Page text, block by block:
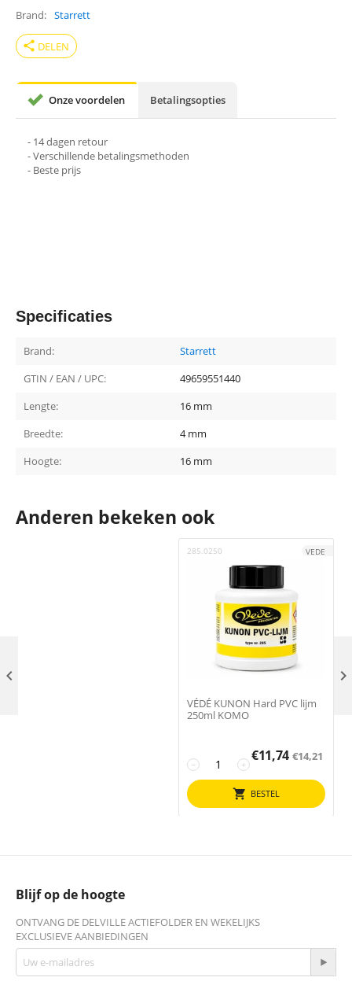
Brand Starrett
share DELEN
Onze voordelen Betalingsopties
- 14 dagen retour
- Verschillende betalingsmethoden
- Beste prijs
Specificaties
Brand:
Starrett
GTIN / EAN / UPC:
49659551440
Lengte:
16 mm
Breedte:
4 mm
Hoogte:
16 mm
Anderen bekeken ook
285.0250 VEDE
VÉDÉ KUNON Hard PVC lijm
250ml KOMO
+
−
€11,74 €14,21
BESTEL
 
Blijf op de hoogte
ONTVANG DE DELVILLE ACTIEFOLDER EN WEKELIJKS
EXCLUSIEVE AANBIEDINGEN